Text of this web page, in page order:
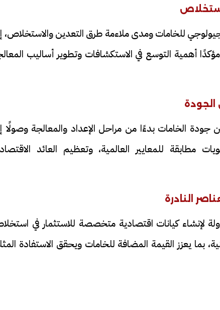
للخامات ومدى ملاءمة طرق التعدين والاستخلاص،
أهمية التوسع في الاستكشافات وتطوير أساليب
الجودة
الخامات بدءًا من مراحل الإعداد والمعالجة وصولًا
مطابقة للمعايير العالمية، وتعظيم العائد
النادرة
لإنشاء كيانات اقتصادية متخصصة للاستثمار في
بما يعزز القيمة المضافة للخامات ويحقق الاستفادة
ديني في القوصية..
فيديو
ابني بطل وفخورة بيه.. أول ظهور
تصدره التريند| فيديو